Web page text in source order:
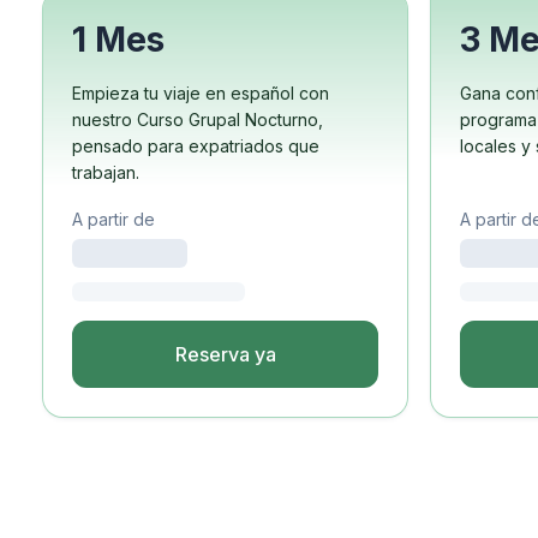
Cursos de larga
Preparación para el
Preparación para el
Lecciones privadas
Curso intensivo en
Curso intensivo y de
Clases particulares de
16-20 años
Programas para
1 Mes
Empieza tu viaje en español con
nuestro Curso Grupal Nocturno,
pensado para expatriados que
trabajan.
A partir de
Reserva ya
3
Gana
locales y
A partir